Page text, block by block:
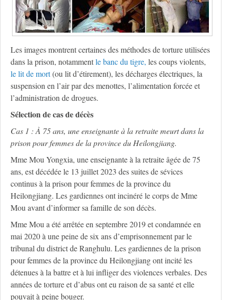
Les images montrent certaines des méthodes de torture utilisées
dans la prison, notammentle banc du tigre, les coups violents,
le lit de mort(ou lit d’étirement), les décharges électriques, la
suspension en l’air par des menottes, l’alimentation forcée et
l’administration de drogues.
Sélection de cas de décès
Cas 1 :À 75 ans, une enseignante à la retraite meurt dans la
prison pour femmes de la province du Heilongjiang.
Mme Mou Yongxia, une enseignante à la retraite âgée de 75
ans, est décédée le 13 juillet 2023 des suites de sévices
continus à la prison pour femmes de la province du
Heilongjiang. Les gardiennes ont incinéré le corps de Mme
Mou avant d’informer sa famille de son décès.
Mme Mou a été arrêtée en septembre 2019 et condamnée en
mai 2020 à une peine de six ans d’emprisonnement par le
tribunal du district de Ranghulu. Les gardiennes de la prison
pour femmes de la province du Heilongjiang ont incité les
détenues à la battre et à lui infliger des violences verbales. Des
années de torture et d’abus ont eu raison de sa santé et elle
pouvait à peine bouger.